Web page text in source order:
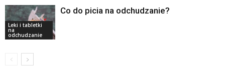
Leki i tabletki
na
odchudzanie
Co do picia na odchudzanie?